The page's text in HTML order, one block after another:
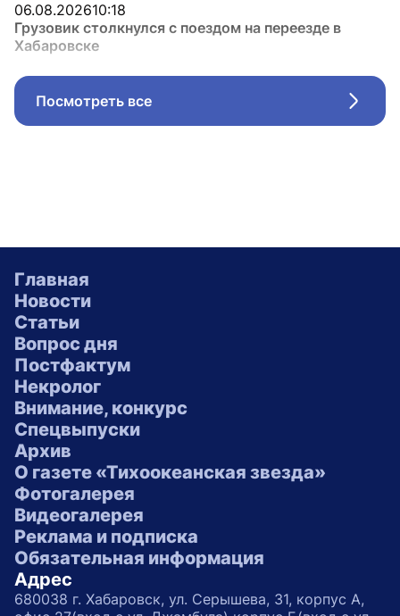
06.08.202610:18
Грузовик столкнулся с поездом на переезде в
Хабаровске
Посмотреть все
Главная
Новости
Статьи
Вопрос дня
Постфактум
Некролог
Внимание, конкурс
Спецвыпуски
Архив
О газете «Тихоокеанская звезда»
Фотогалерея
Видеогалерея
Реклама и подписка
Обязательная информация
Адрес
680038 г. Хабаровск, ул. Серышева, 31, корпус А,